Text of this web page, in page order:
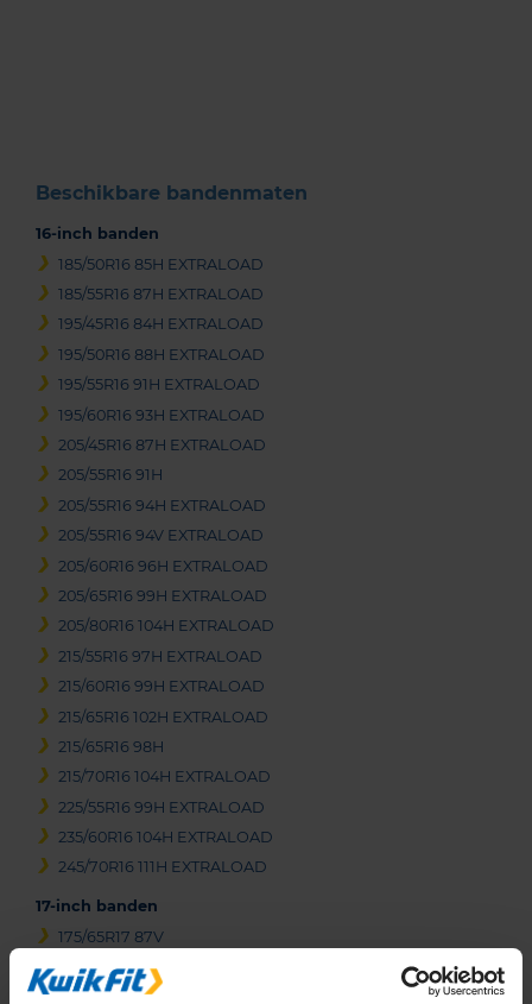
Beschikbare bandenmaten
16-inch banden
185/50R16 85H EXTRALOAD
185/55R16 87H EXTRALOAD
195/45R16 84H EXTRALOAD
195/50R16 88H EXTRALOAD
195/55R16 91H EXTRALOAD
195/60R16 93H EXTRALOAD
205/45R16 87H EXTRALOAD
205/55R16 91H
205/55R16 94H EXTRALOAD
205/55R16 94V EXTRALOAD
205/60R16 96H EXTRALOAD
205/65R16 99H EXTRALOAD
205/80R16 104H EXTRALOAD
215/55R16 97H EXTRALOAD
215/60R16 99H EXTRALOAD
215/65R16 102H EXTRALOAD
215/65R16 98H
215/70R16 104H EXTRALOAD
225/55R16 99H EXTRALOAD
235/60R16 104H EXTRALOAD
245/70R16 111H EXTRALOAD
17-inch banden
175/65R17 87V
195/55R17 92V EXTRALOAD
205/40R17 84V EXTRALOAD